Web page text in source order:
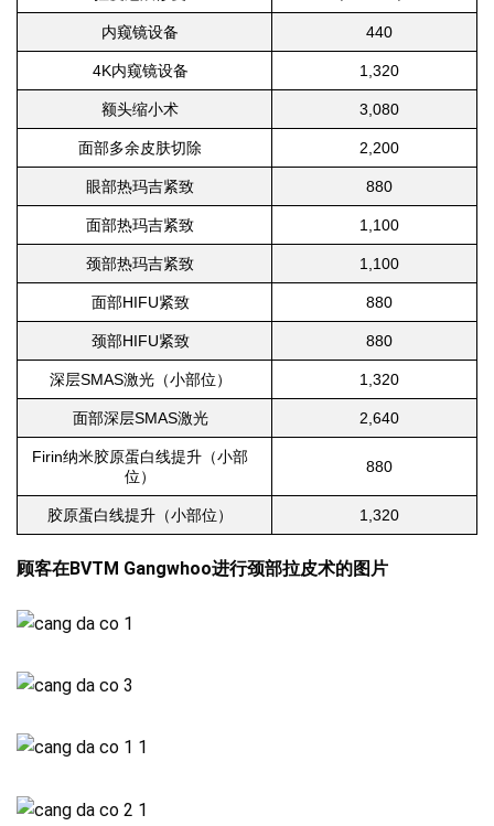
内窥镜设备 440
4K内窥镜设备 1,320
额头缩小术 3,080
面部多余皮肤切除 2,200
眼部热玛吉紧致 880
面部热玛吉紧致 1,100
颈部热玛吉紧致 1,100
面部HIFU紧致 880
颈部HIFU紧致 880
深层SMAS激光（小部位） 1,320
面部深层SMAS激光 2,640
Firin纳米胶原蛋白线提升（小部
位）
880
胶原蛋白线提升（小部位） 1,320
顾客在BVTM Gangwhoo进行颈部拉皮术的图片